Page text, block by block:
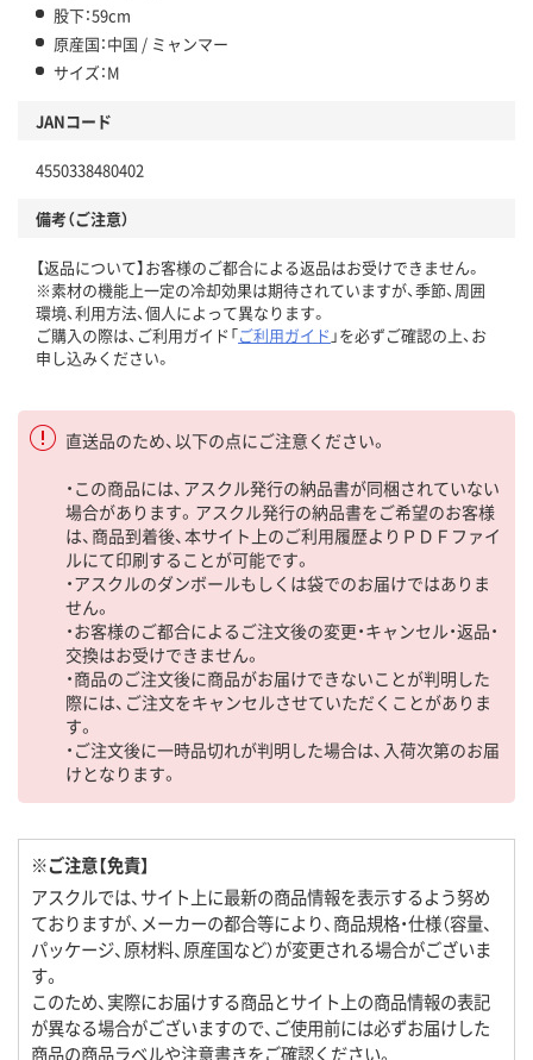
股下：59cm
原産国：中国 / ミャンマー
サイズ：M
JANコード
4550338480402
備考（ご注意）
【返品について】お客様のご都合による返品はお受けできません。
※素材の機能上一定の冷却効果は期待されていますが、季節、周囲
環境、利用方法、個人によって異なります。
ご購入の際は、ご利用ガイド「ご利用ガイド 」を必ずご確認の上、お
申し込みください。
直送品のため、以下の点にご注意ください。
・この商品には、アスクル発行の納品書が同梱されていない
場合があります。アスクル発行の納品書をご希望のお客様
は、商品到着後、本サイト上のご利用履歴よりＰＤＦファイ
ルにて印刷することが可能です。
・アスクルのダンボールもしくは袋でのお届けではありま
せん。
・お客様のご都合によるご注文後の変更・キャンセル・返品・
交換はお受けできません。
・商品のご注文後に商品がお届けできないことが判明した
際には、ご注文をキャンセルさせていただくことがありま
す。
・ご注文後に一時品切れが判明した場合は、入荷次第のお届
けとなります。
※ご注意【免責】
アスクルでは、サイト上に最新の商品情報を表示するよう努め
ておりますが、メーカーの都合等により、商品規格・仕様（容量、
パッケージ、原材料、原産国など）が変更される場合がございま
す。
このため、実際にお届けする商品とサイト上の商品情報の表記
が異なる場合がございますので、ご使用前には必ずお届けした
商品の商品ラベルや注意書きをご確認ください。